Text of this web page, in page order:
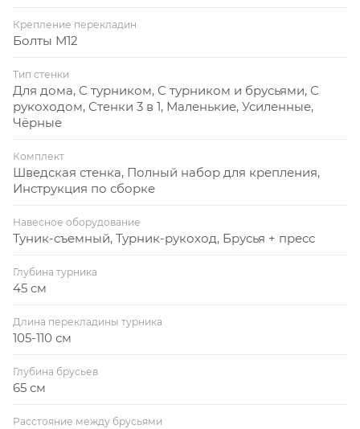
Крепление перекладин
Болты М12
Тип стенки
Для дома, С турником, С турником и брусьями, С
рукоходом, Стенки 3 в 1, Маленькие, Усиленные,
Чёрные
Комплект
Шведская стенка, Полный набор для крепления,
Инструкция по сборке
Навесное оборудование
Туник-съемный, Турник-рукоход, Брусья + пресс
Глубина турника
45 см
Длина перекладины турника
105-110 см
Глубина брусьев
65 см
Расстояние между брусьями